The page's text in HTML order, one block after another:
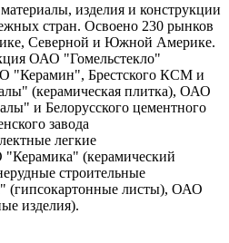
изделия и конструкции
стран. Освоено 230 рынков
Северной и Южной Америке.
ОАО "Гомельстекло"
"Керамин", Брестского КСМ и
(керамическая плитка), ОАО
и Белорусского цементного
завода
легкие
(керамический
строительные
(гипсокартонные листы), ОАО
изделия).